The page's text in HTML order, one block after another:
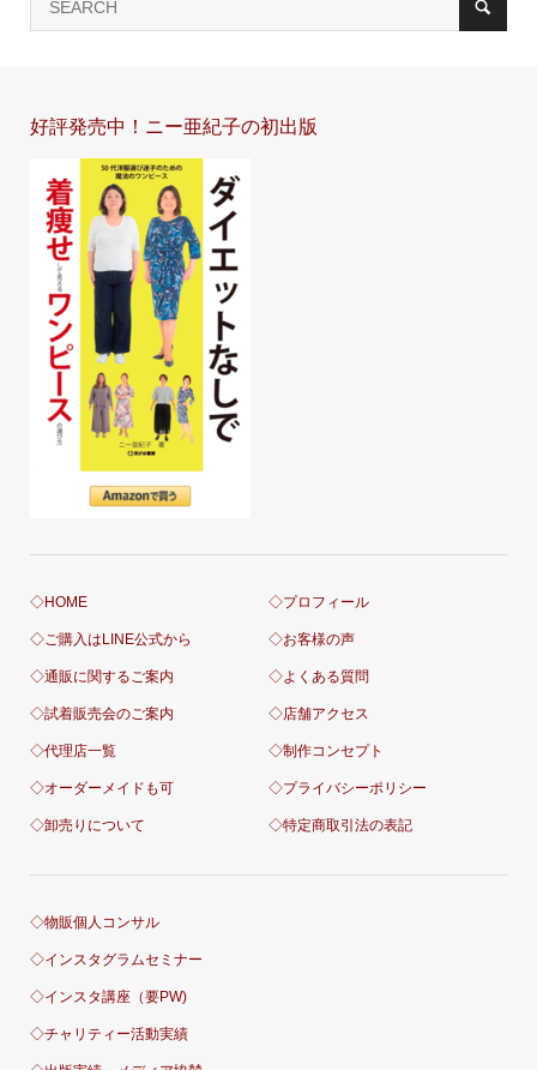
好評発売中！ニー亜紀子の初出版
◇HOME
◇ご購入はLINE公式から
◇通販に関するご案内
◇試着販売会のご案内
◇代理店一覧
◇オーダーメイドも可
◇卸売りについて
◇プロフィール
◇お客様の声
◇よくある質問
◇店舗アクセス
◇制作コンセプト
◇プライバシーポリシー
◇特定商取引法の表記
◇物販個人コンサル
◇インスタグラムセミナー
◇インスタ講座（要PW)
◇チャリティー活動実績